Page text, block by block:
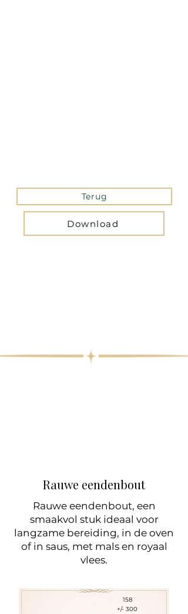
Terug
Download
Rauwe eendenbout
Rauwe eendenbout, een
smaakvol stuk ideaal voor
langzame bereiding, in de oven
of in saus, met mals en royaal
vlees.
158
+/- 300